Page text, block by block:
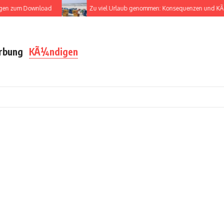
Download Zu viel Urlaub genommen: Konsequenzen und
KÃ¼ndigen